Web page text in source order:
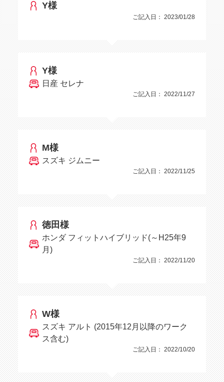
Y様
ご記入日： 2023/01/28
Y様
日産 セレナ
ご記入日： 2022/11/27
M様
スズキ ジムニー
ご記入日： 2022/11/25
徳田様
ホンダ フィットハイブリッド(～H25年9
月)
ご記入日： 2022/11/20
W様
スズキ アルト (2015年12月以降のワーク
ス含む)
ご記入日： 2022/10/20